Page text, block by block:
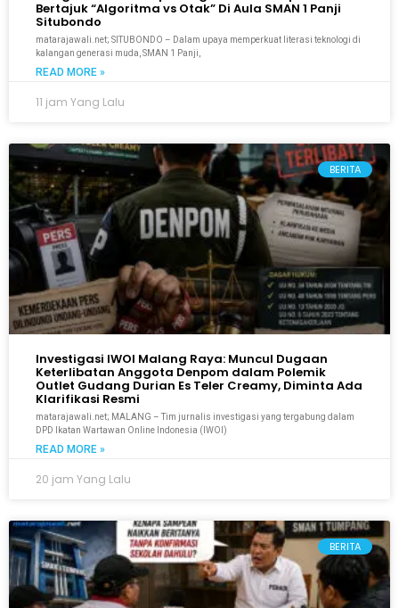
Bertajuk “Algoritma vs Otak” Di Aula SMAN 1 Panji
Situbondo
matarajawali.net; SITUBONDO – Dalam upaya memperkuat literasi teknologi di
kalangan generasi muda, SMAN 1 Panji,
READ MORE »
11 jam Yang Lalu
BERITA
Investigasi IWOI Malang Raya: Muncul Dugaan
Keterlibatan Anggota Denpom dalam Polemik
Outlet Gudang Durian Es Teler Creamy, Diminta Ada
Klarifikasi Resmi
matarajawali.net; MALANG – Tim jurnalis investigasi yang tergabung dalam
DPD Ikatan Wartawan Online Indonesia (IWOI)
READ MORE »
20 jam Yang Lalu
BERITA